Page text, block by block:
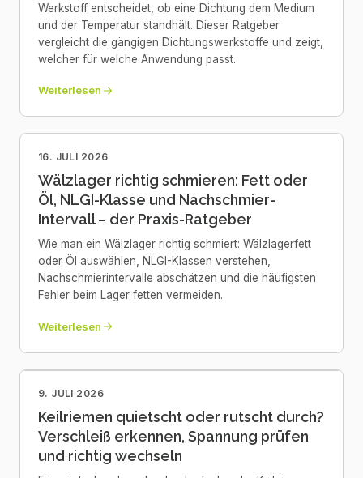
Werkstoff entscheidet, ob eine Dichtung dem Medium
und der Temperatur standhält. Dieser Ratgeber
vergleicht die gängigen Dichtungswerkstoffe und zeigt,
welcher für welche Anwendung passt.
Weiterlesen
16. JULI 2026
Wälzlager richtig schmieren: Fett oder
Öl, NLGI-Klasse und Nachschmier-
Intervall – der Praxis-Ratgeber
Wie man ein Wälzlager richtig schmiert: Wälzlagerfett
oder Öl auswählen, NLGI-Klassen verstehen,
Nachschmierintervalle abschätzen und die häufigsten
Fehler beim Lager fetten vermeiden.
Weiterlesen
9. JULI 2026
Keilriemen quietscht oder rutscht durch?
Verschleiß erkennen, Spannung prüfen
und richtig wechseln